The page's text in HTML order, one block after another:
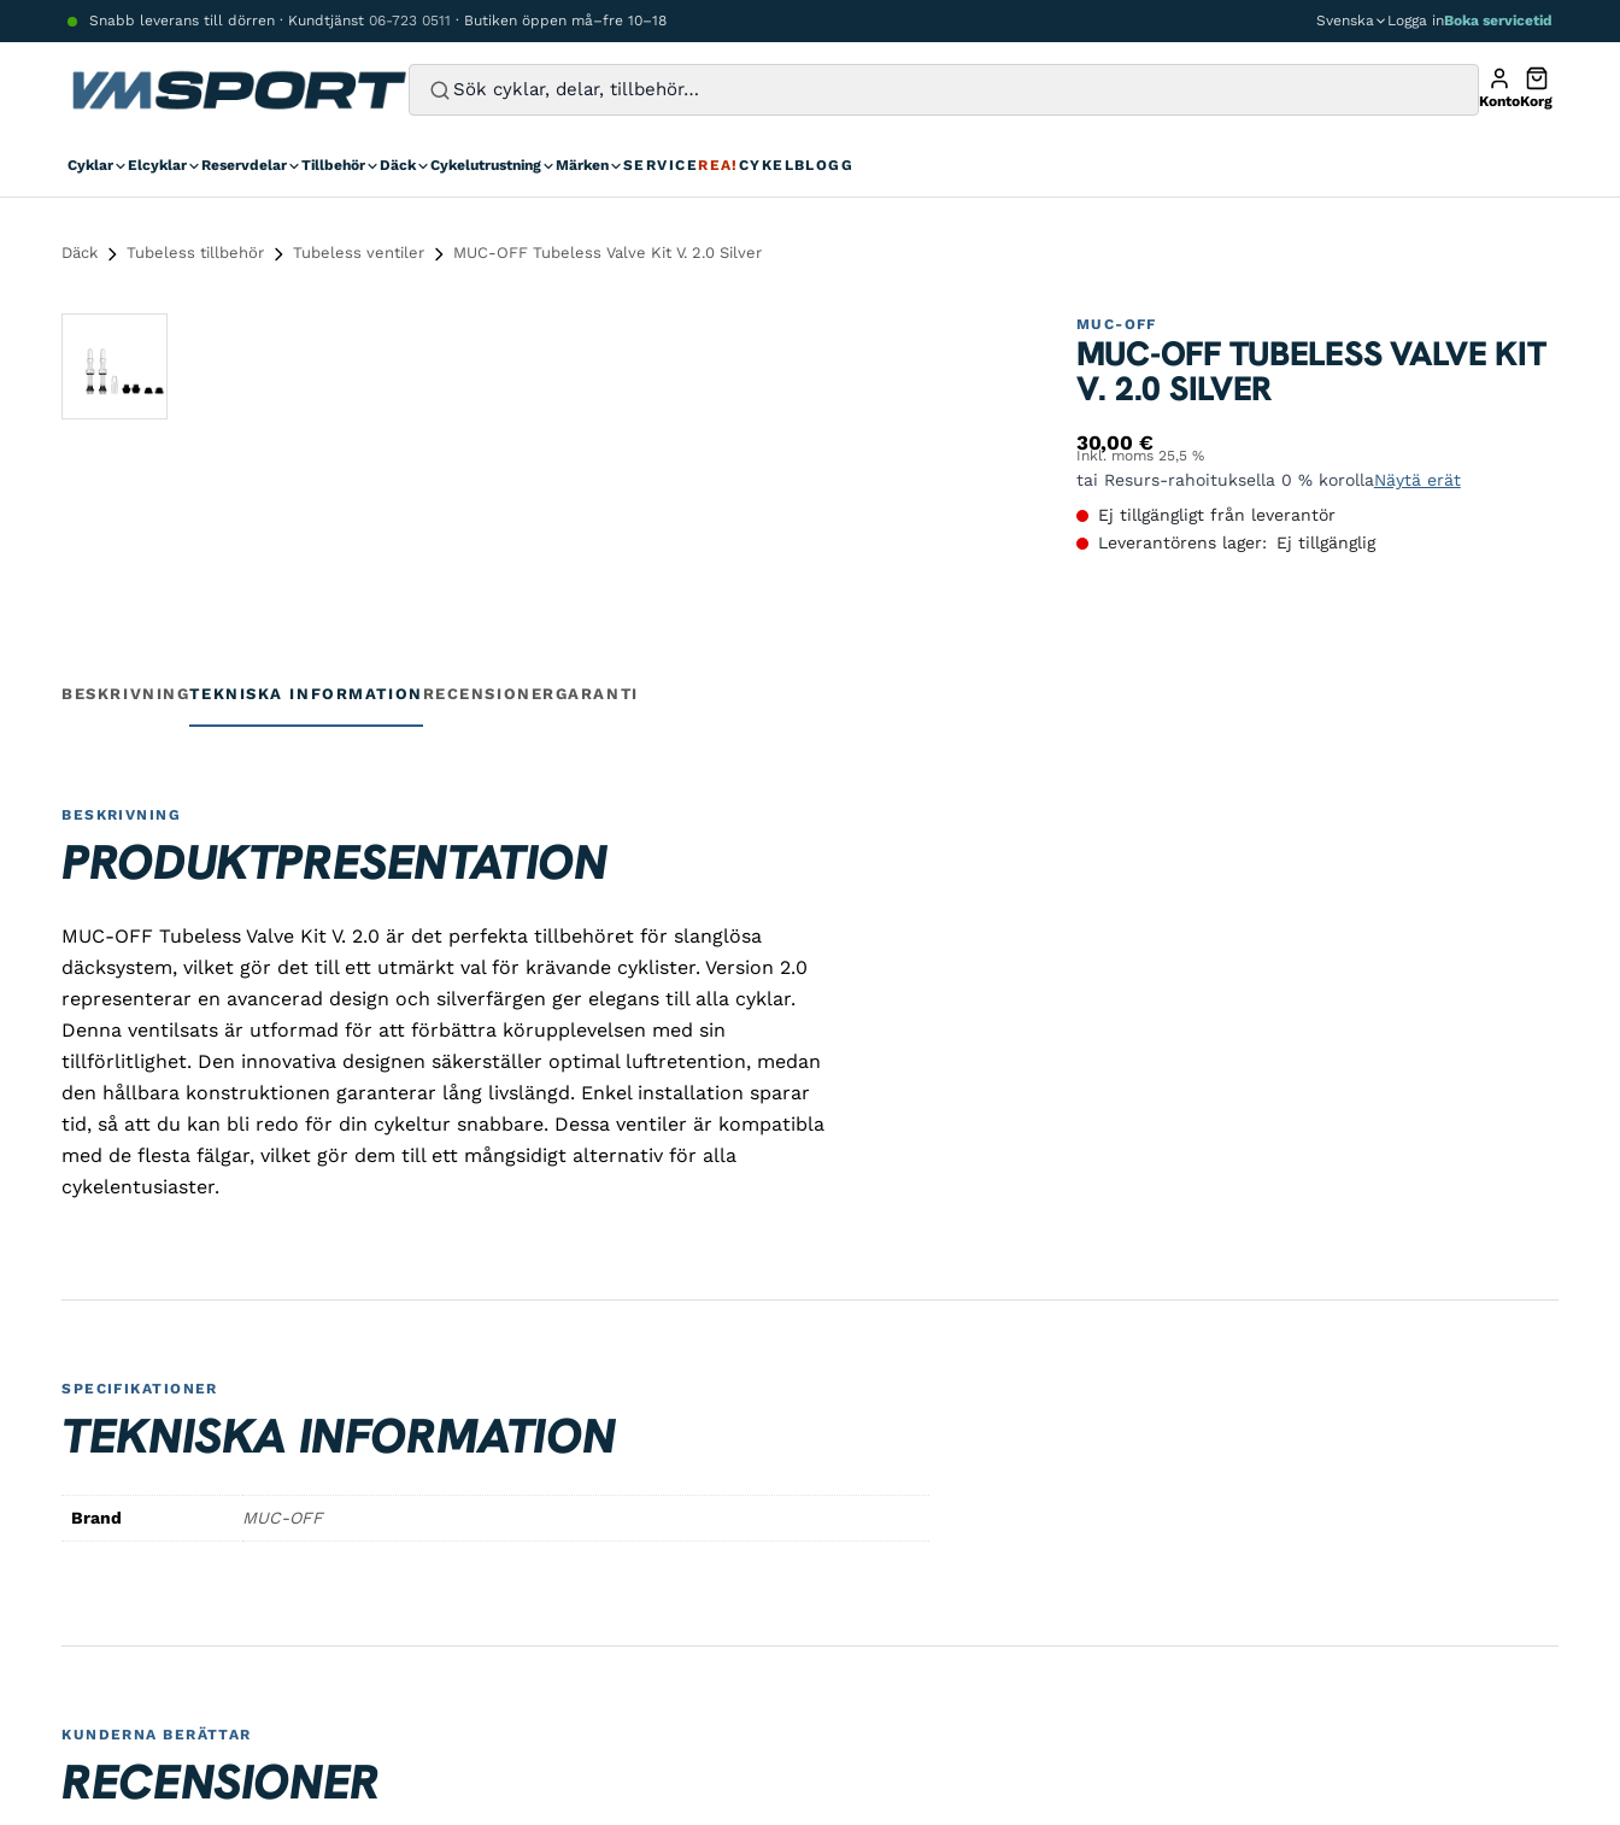
Hoppa till innehållSnabb leverans till dörren · Kundtjänst 06-723 0511 · Butiken öppen må–fre 10–18 Svenska Logga inBoka servicetid
KontoKorg
Cyklar Elcyklar Reservdelar Tillbehör Däck Cykelutrustning Märken SERVICEREA! CYKELBLOGG
Däck Tubeless tillbehör Tubeless ventiler MUC-OFF Tubeless Valve Kit V. 2.0 Silver
MUC-OFF
MUC-OFF TUBELESS VALVE KIT
V. 2.0 SILVER
30,00 €
Inkl. moms 25,5 %
tai Resurs-rahoituksella 0 % korollaNäytä erät
Ej tillgängligt från leverantör
Leverantörens lager:
Ej tillgänglig
BESKRIVNINGTEKNISKA INFORMATION RECENSIONERGARANTI
BESKRIVNING
PRODUKTPRESENTATION
MUC-OFF Tubeless Valve Kit V. 2.0 är det perfekta tillbehöret för slanglösa
däcksystem, vilket gör det till ett utmärkt val för krävande cyklister. Version 2.0
representerar en avancerad design och silverfärgen ger elegans till alla cyklar.
Denna ventilsats är utformad för att förbättra körupplevelsen med sin
tillförlitlighet. Den innovativa designen säkerställer optimal luftretention, medan
den hållbara konstruktionen garanterar lång livslängd. Enkel installation sparar
tid, så att du kan bli redo för din cykeltur snabbare. Dessa ventiler är kompatibla
med de flesta fälgar, vilket gör dem till ett mångsidigt alternativ för alla
cykelentusiaster.
SPECIFIKATIONER
TEKNISKA INFORMATION
Brand MUC-OFF
KUNDERNA BERÄTTAR
RECENSIONER